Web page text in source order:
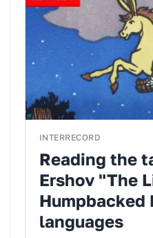
INTERRECORD
Reading the
Ershov "The
Humpbacked
languages